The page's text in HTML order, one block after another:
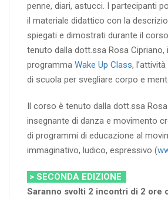
penne, diari, astucci. I partecipanti
il materiale didattico con la
spiegati e dimostrati durante il
tenuto dalla dott.ssa Rosa Cipriano,
programma Wake Up Class,
di scuola per svegliare corpo e
Il corso è tenuto dalla dott.ssa
insegnante di danza e movimento
di programmi di educazione al
immaginativo, ludico, espressivo (
> SECONDA EDIZIONE
Saranno svolti 2 incontri di 2 ore